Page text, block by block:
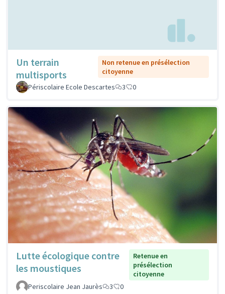
Un terrain
multisports
Non retenue en présélection
citoyenne
Périscolaire Ecole Descartes
3 0
Lutte écologique contre
les moustiques
Retenue en
présélection
citoyenne
Periscolaire Jean Jaurès
3 0